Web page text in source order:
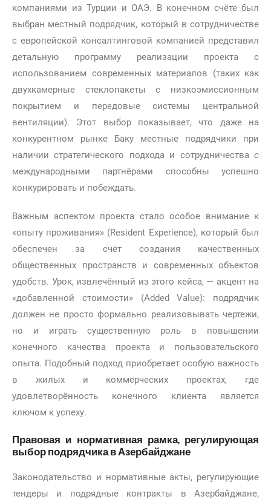
компаниями из Турции и ОАЭ. В конечном счёте был
выбран местный подрядчик, который в сотрудничестве
с европейской консалтинговой компанией представил
детальную программу реализации проекта с
использованием современных материалов (таких как
двухкамерные стеклопакеты с низкоэмиссионным
покрытием и передовые системы центральной
вентиляции). Этот выбор показывает, что даже на
конкурентном рынке Баку местные подрядчики при
наличии стратегического подхода и сотрудничества с
международными партнёрами способны успешно
конкурировать и побеждать.
Важным аспектом проекта стало особое внимание к
«опыту проживания» (Resident Experience), который был
обеспечен за счёт создания качественных
общественных пространств и современных объектов
удобств. Урок, извлечённый из этого кейса, — акцент на
«добавленной стоимости» (Added Value): подрядчик
должен не просто формально реализовывать чертежи,
но и играть существенную роль в повышении
конечного качества проекта и пользовательского
опыта. Подобный подход приобретает особую важность
в жилых и коммерческих проектах, где
удовлетворённость конечного клиента является
ключом к успеху.
Правовая и нормативная рамка, регулирующая
выбор подрядчика в Азербайджане
Законодательство и нормативные акты, регулирующие
тендеры и подрядные контракты в Азербайджане,